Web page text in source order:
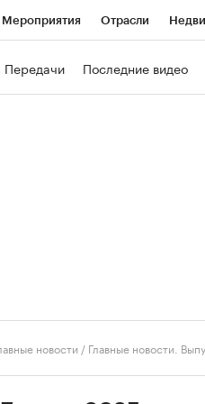
Мероприятия Отрасли
Передачи Последние видео
новости / Главные новости.